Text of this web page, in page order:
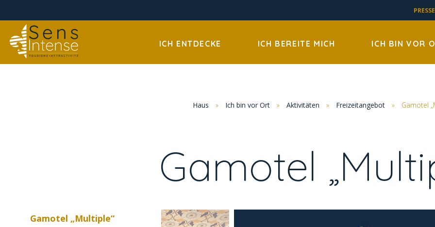
PRESSE
ICH ENTDECKE ICH BEREITE MICH ICH BIN VOR
Haus » Ich bin vor Ort » Aktivitäten » Freizeitangebot » Gamotel
Gamotel
Gamotel „Multiple“